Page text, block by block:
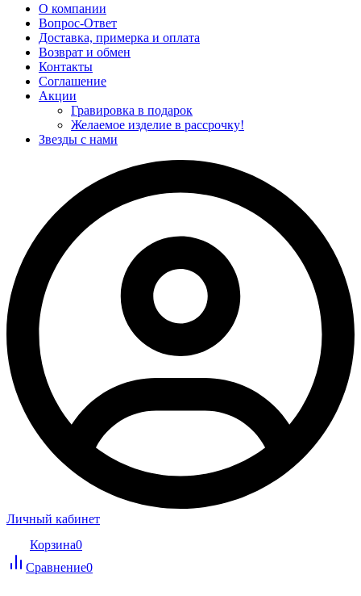
О компании
Вопрос-Ответ
Доставка, примерка и оплата
Возврат и обмен
Контакты
Соглашение
Акции
Гравировка в подарок
Желаемое изделие в рассрочку!
Звезды с нами
Личный кабинет
Корзина0
Сравнение0